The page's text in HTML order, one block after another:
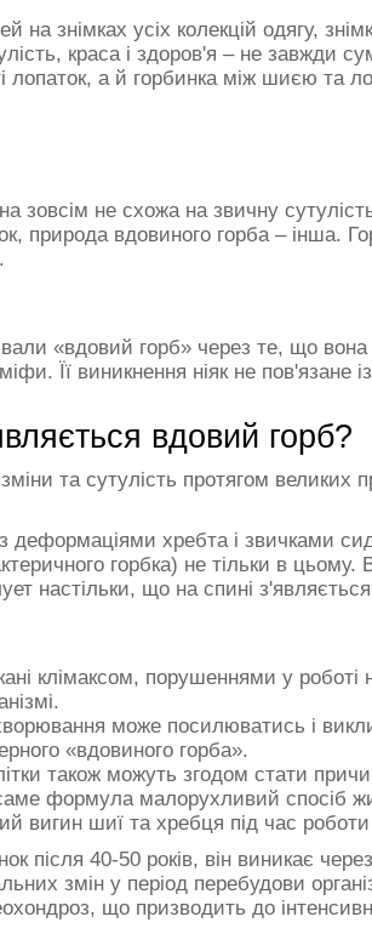
на знімках усіх колекцій одягу,
краса і здоров'я – не завжди
лопаток, а й горбинка між шиєю та
зовсім не схожа на звичну
природа вдовиного горба – інша.
«вдовий горб» через те, що
Її виникнення ніяк не пов'язане
вдовий горб?
та сутулість протягом великих
деформаціями хребта і звичками
горбка) не тільки в цьому.
настільки, що на спині
клімаксом, порушеннями у
може посилюватись і
«вдовиного горба».
також можуть згодом стати
формула малорухливий спосіб
вигин шиї та хребця під час
після 40-50 років, він виникає
змін у період перебудови
що призводить до